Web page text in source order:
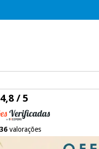
4,8 / 5
valorações